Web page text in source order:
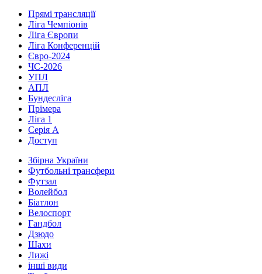
Прямі трансляції
Ліга Чемпіонів
Ліга Європи
Ліга Конференцій
Євро-2024
ЧС-2026
УПЛ
АПЛ
Бундесліга
Прімера
Ліга 1
Серія А
Доступ
Збірна України
Футбольні трансфери
Футзал
Волейбол
Біатлон
Велоспорт
Гандбол
Дзюдо
Шахи
Лижі
інші види